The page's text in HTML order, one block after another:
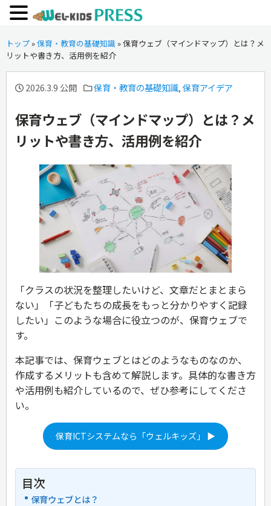
トップ»保育・教育の基礎知識»保育ウェブ（マインドマップ）とは？メ
リットや書き方、活用例を紹介
2026.3.9 公開 保育・教育の基礎知識,保育アイデア
保育ウェブ（マインドマップ）とは？メ
リットや書き方、活用例を紹介
「クラスの状況を整理したいけど、文章だとまとまら
ない」「子どもたちの成長をもっと分かりやすく記録
したい」このような場合に役立つのが、保育ウェブで
す。
本記事では、保育ウェブとはどのようなものなのか、
作成するメリットも含めて解説します。具体的な書き方
や活用例も紹介しているので、ぜひ参考にしてくださ
い。
保育ICTシステムなら「ウェルキッズ」 ▶
目次
保育ウェブとは？